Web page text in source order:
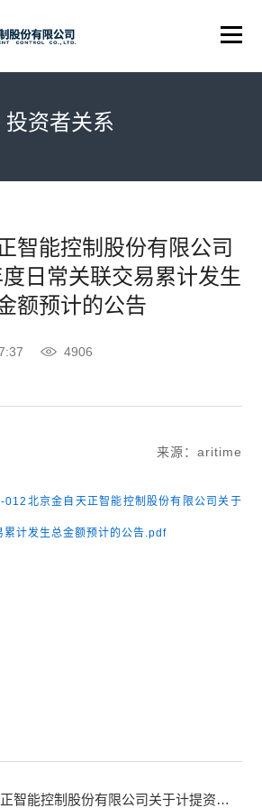
投资者关系
智能控制股份有限公司
日常关联交易累计发生
额预计的公告
4906
来源：aritime
北京金自天正智能控制股份有限公司关于
计发生总金额预计的公告.pdf
控制股份有限公司关于计提资产减值准备的公告